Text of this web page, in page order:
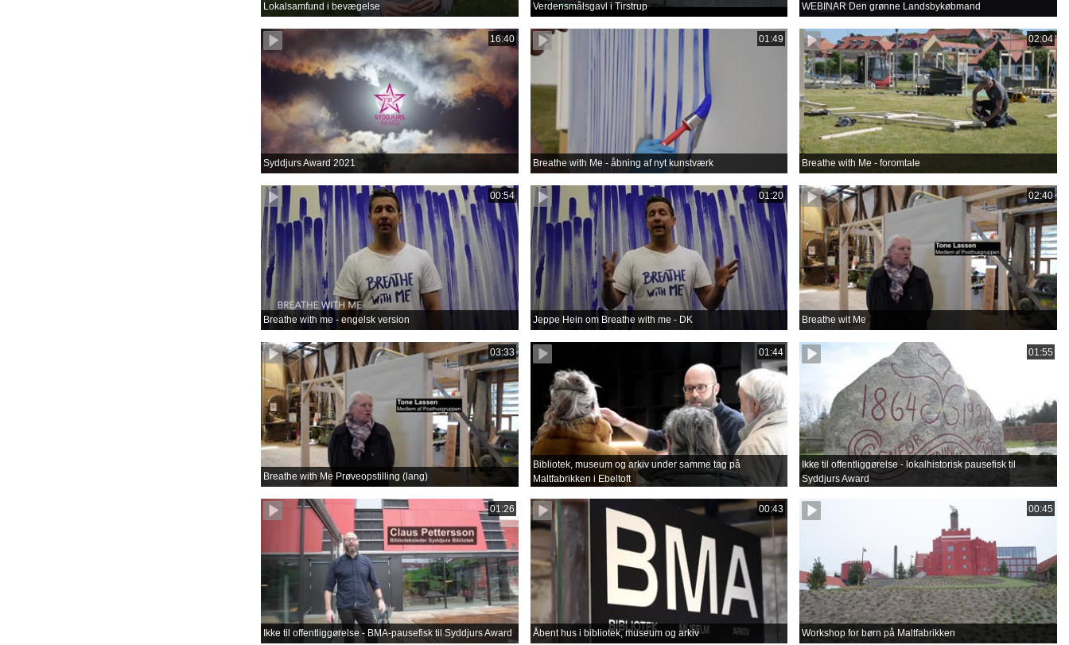
Lokalsamfund i bevægelse Verdensmålsgavl i Tirstrup WEBINAR Den grønne Landsbykøbmand
16:40
Syddjurs Award 2021
01:49
Breathe with Me - åbning af nyt kunstværk
02:04
Breathe with Me - foromtale
00:54
Breathe with me - engelsk version
01:20
Jeppe Hein om Breathe with me - DK
02:40
Breathe wit Me
03:33
Breathe with Me Prøveopstilling (lang)
01:44
Bibliotek, museum og arkiv under samme tag på
Maltfabrikken i Ebeltoft
01:55
Ikke til offentliggørelse - lokalhistorisk pausefisk til
Syddjurs Award
01:26
Ikke til offentliggørelse - BMA-pausefisk til Syddjurs Award
00:43
Åbent hus i bibliotek, museum og arkiv
00:45
Workshop for børn på Maltfabrikken